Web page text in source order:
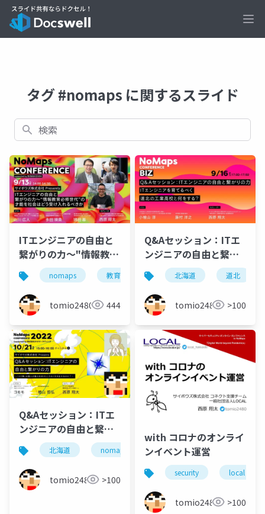
タグ #nomaps に関するスライド
検索
ITエンジニアの自由と
繋がりの力〜"情報教育
必修世代"の才能を社会
はどう受け入れるべき
か(延長戦含む)
#NoMaps2024
nomaps 教育 情報 北海道
tomio2480 444
Q&Aセッション：ITエ
ンジニアの自由と繋が
りの力～ITエンジニア
を育てるべく道北の工
業高校と何をする？
（延長戦含む）
#NoMaps2023
北海道 道北
tomio2480 >100
Q&Aセッション：ITエ
ンジニアの自由と繋が
りの力～「フク業」は
個人の魅力を余すとこ
ろなく引き出せるの
か？ #NoMaps2022
北海道 nomaps 副業 複業
tomio2480 >100
with コロナのオンライ
ンイベント運営
security local
tomio2480 >100